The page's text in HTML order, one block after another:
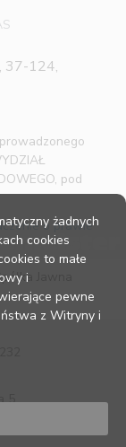
37-124,
pod
o prawie
Jawna
5
żadnych
cookies
to małe
i
pewne
z Witryny i